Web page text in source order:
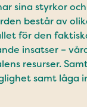
sina styrkor
består av
för den
insatser –
resurser.
samt låga